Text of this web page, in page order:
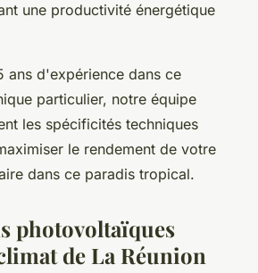
une productivité énergétique
ans d'expérience dans ce
particulier, notre équipe
les spécificités techniques
le rendement de votre
dans ce paradis tropical.
photovoltaïques
de La Réunion